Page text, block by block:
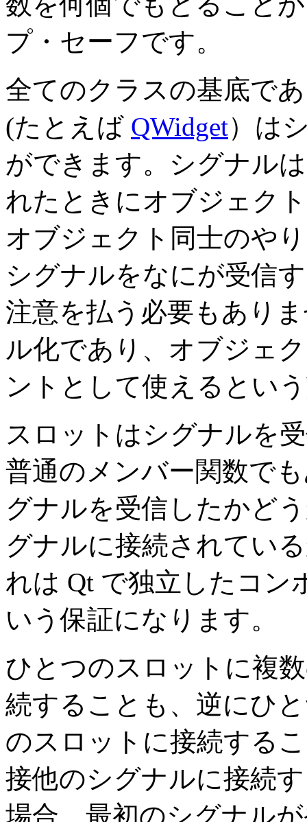
プ・セーフです。
全てのクラスの基底で
(たとえば QWidget）は
ができます。シグナル
れたときにオブジェク
オブジェクト同士のや
シグナルをなにが受信
注意を払う必要もあり
ル化であり、オブジェ
ントとして使えるとい
スロットはシグナルを
普通のメンバー関数で
グナルを受信したかど
グナルに接続されてい
れは Qt で独立したコン
いう保証になります。
ひとつのスロットに複
続することも、逆にひ
のスロットに接続する
接他のシグナルに接続
場合、最初のシグナル